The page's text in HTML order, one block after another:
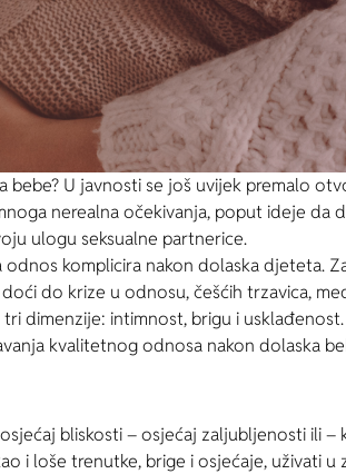
bebe? U javnosti se još uvijek premalo
nerealna očekivanja, poput ideje da
ulogu seksualne partnerice.
odnos komplicira nakon dolaska djeteta.
do krize u odnosu, češćih trzavica,
dimenzije: intimnost, brigu i
kvalitetnog odnosa nakon dolaska
bliskosti – osjećaj zaljubljenosti ili
i loše trenutke, brige i osjećaje, uživati